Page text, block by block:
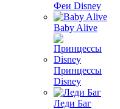
Феи Disney
Baby Alive
Принцессы
Disney
Леди Баг